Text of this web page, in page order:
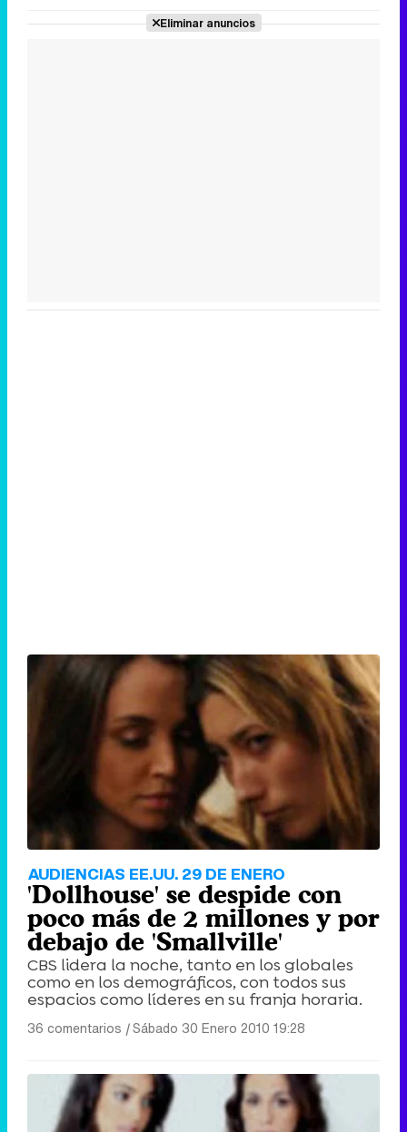
Eliminar anuncios
AUDIENCIAS EE.UU. 29 DE ENERO
'Dollhouse' se despide con
poco más de 2 millones y por
debajo de 'Smallville'
CBS lidera la noche, tanto en los globales
como en los demográficos, con todos sus
espacios como líderes en su franja horaria.
36 comentarios |Sábado 30 Enero 2010 19:28